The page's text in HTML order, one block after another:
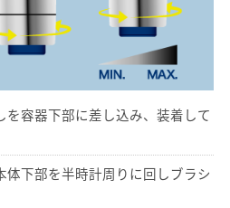
容器下部に差し込み、装着して
下部を半時計周りに回しブラシ